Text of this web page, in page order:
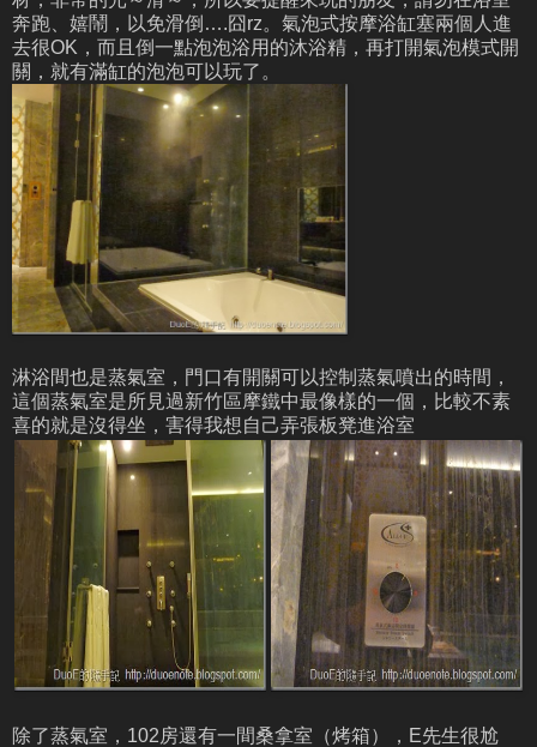
奔跑、嬉鬧，以免滑倒….囧rz。氣泡式按摩浴缸塞兩個人進
去很OK，而且倒一點泡泡浴用的沐浴精，再打開氣泡模式開
關，就有滿缸的泡泡可以玩了。
淋浴間也是蒸氣室，門口有開關可以控制蒸氣噴出的時間，
這個蒸氣室是所見過新竹區摩鐵中最像樣的一個，比較不素
喜的就是沒得坐，害得我想自己弄張板凳進浴室
除了蒸氣室，102房還有一間桑拿室（烤箱），E先生很尬